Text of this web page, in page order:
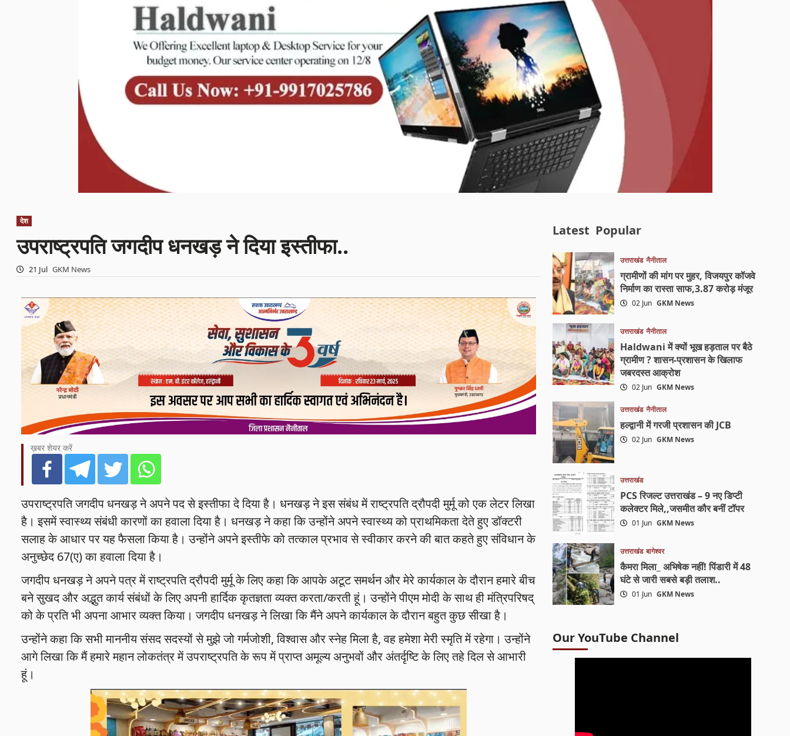
देश
उपराष्ट्रपति जगदीप धनखड़ ने दिया इस्तीफा..
21 Jul GKM News
ख़बर शेयर करें
उपराष्ट्रपति जगदीप धनखड़ ने अपने पद से इस्तीफा दे दिया है। धनखड़ ने इस संबंध में राष्ट्रपति द्रौपदी मुर्मू को एक लेटर लिखा
है। इसमें स्वास्थ्य संबंधी कारणों का हवाला दिया है। धनखड़ ने कहा कि उन्होंने अपने स्वास्थ्य को प्राथमिकता देते हुए डॉक्टरी
सलाह के आधार पर यह फैसला किया है। उन्होंने अपने इस्तीफे को तत्काल प्रभाव से स्वीकार करने की बात कहते हुए संविधान के
अनुच्छेद 67(ए) का हवाला दिया है।
जगदीप धनखड़ ने अपने पत्र में राष्ट्रपति द्रौपदी मुर्मू के लिए कहा कि आपके अटूट समर्थन और मेरे कार्यकाल के दौरान हमारे बीच
बने सुखद और अद्भुत कार्य संबंधों के लिए अपनी हार्दिक कृतज्ञता व्यक्त करता/करती हूं। उन्होंने पीएम मोदी के साथ ही मंत्रिपरिषद्
को के प्रति भी अपना आभार व्यक्त किया। जगदीप धनखड़ ने लिखा कि मैंने अपने कार्यकाल के दौरान बहुत कुछ सीखा है।
उन्होंने कहा कि सभी माननीय संसद सदस्यों से मुझे जो गर्मजोशी, विश्वास और स्नेह मिला है, वह हमेशा मेरी स्मृति में रहेगा। उन्होंने
आगे लिखा कि मैं हमारे महान लोकतंत्र में उपराष्ट्रपति के रूप में प्राप्त अमूल्य अनुभवों और अंतर्दृष्टि के लिए तहे दिल से आभारी
हूं।
Latest Popular
उत्तराखंड नैनीताल
ग्रामीणों की मांग पर मुहर, विजयपुर कॉजवे
निर्माण का रास्ता साफ,3.87 करोड़ मंजूर
02 Jun GKM News
उत्तराखंड नैनीताल
Haldwani में क्यों भूख हड़ताल पर बैठे
ग्रामीण ? शासन-प्रशासन के खिलाफ
जबरदस्त आक्रोश
02 Jun GKM News
उत्तराखंड नैनीताल
हल्द्वानी में गरजी प्रशासन की JCB
02 Jun GKM News
उत्तराखंड
PCS रिजल्ट उत्तराखंड – 9 नए डिप्टी
कलेक्टर मिले,,जसमीत कौर बनीं टॉपर
01 Jun GKM News
उत्तराखंड बागेश्वर
कैमरा मिला_ अभिषेक नहीं! पिंडारी में 48
घंटे से जारी सबसे बड़ी तलाश..
01 Jun GKM News
Our YouTube Channel